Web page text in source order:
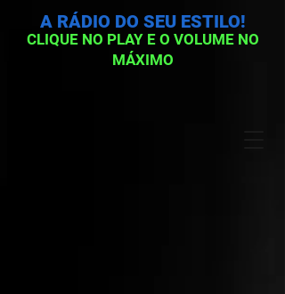
CLIQUE NO PLAY E O VOLUME NO
MÁXIMO
A RÁDIO DO SEU ESTILO!